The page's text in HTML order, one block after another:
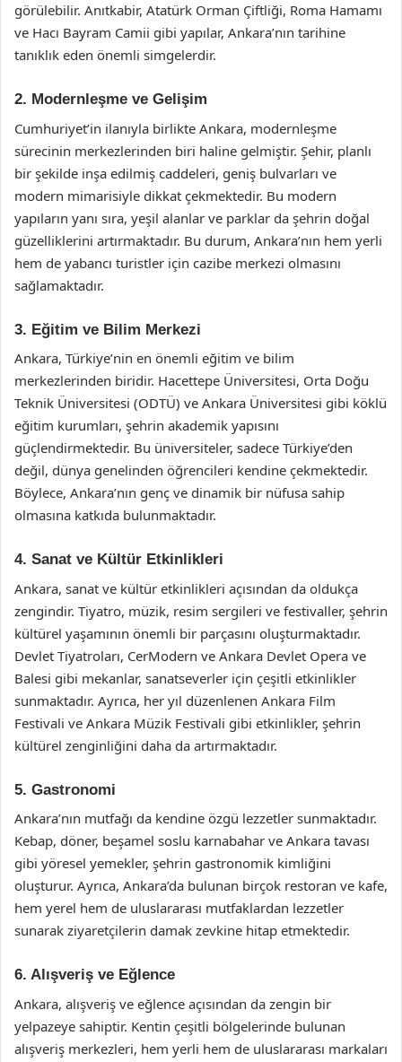
görülebilir. Anıtkabir, Atatürk Orman Çiftliği, Roma Hamamı
ve Hacı Bayram Camii gibi yapılar, Ankara’nın tarihine
tanıklık eden önemli simgelerdir.
2. Modernleşme ve Gelişim
Cumhuriyet’in ilanıyla birlikte Ankara, modernleşme
sürecinin merkezlerinden biri haline gelmiştir. Şehir, planlı
bir şekilde inşa edilmiş caddeleri, geniş bulvarları ve
modern mimarisiyle dikkat çekmektedir. Bu modern
yapıların yanı sıra, yeşil alanlar ve parklar da şehrin doğal
güzelliklerini artırmaktadır. Bu durum, Ankara’nın hem yerli
hem de yabancı turistler için cazibe merkezi olmasını
sağlamaktadır.
3. Eğitim ve Bilim Merkezi
Ankara, Türkiye’nin en önemli eğitim ve bilim
merkezlerinden biridir. Hacettepe Üniversitesi, Orta Doğu
Teknik Üniversitesi (ODTÜ) ve Ankara Üniversitesi gibi köklü
eğitim kurumları, şehrin akademik yapısını
güçlendirmektedir. Bu üniversiteler, sadece Türkiye’den
değil, dünya genelinden öğrencileri kendine çekmektedir.
Böylece, Ankara’nın genç ve dinamik bir nüfusa sahip
olmasına katkıda bulunmaktadır.
4. Sanat ve Kültür Etkinlikleri
Ankara, sanat ve kültür etkinlikleri açısından da oldukça
zengindir. Tiyatro, müzik, resim sergileri ve festivaller, şehrin
kültürel yaşamının önemli bir parçasını oluşturmaktadır.
Devlet Tiyatroları, CerModern ve Ankara Devlet Opera ve
Balesi gibi mekanlar, sanatseverler için çeşitli etkinlikler
sunmaktadır. Ayrıca, her yıl düzenlenen Ankara Film
Festivali ve Ankara Müzik Festivali gibi etkinlikler, şehrin
kültürel zenginliğini daha da artırmaktadır.
5. Gastronomi
Ankara’nın mutfağı da kendine özgü lezzetler sunmaktadır.
Kebap, döner, beşamel soslu karnabahar ve Ankara tavası
gibi yöresel yemekler, şehrin gastronomik kimliğini
oluşturur. Ayrıca, Ankara’da bulunan birçok restoran ve kafe,
hem yerel hem de uluslararası mutfaklardan lezzetler
sunarak ziyaretçilerin damak zevkine hitap etmektedir.
6. Alışveriş ve Eğlence
Ankara, alışveriş ve eğlence açısından da zengin bir
yelpazeye sahiptir. Kentin çeşitli bölgelerinde bulunan
alışveriş merkezleri, hem yerli hem de uluslararası markaları